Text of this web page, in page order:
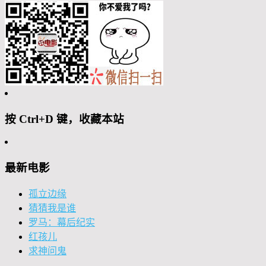
按 Ctrl+D 键，收藏本站
最新电影
孤立边缘
猜猜我是谁
罗马：幕后纪实
红孩儿
求神问鬼